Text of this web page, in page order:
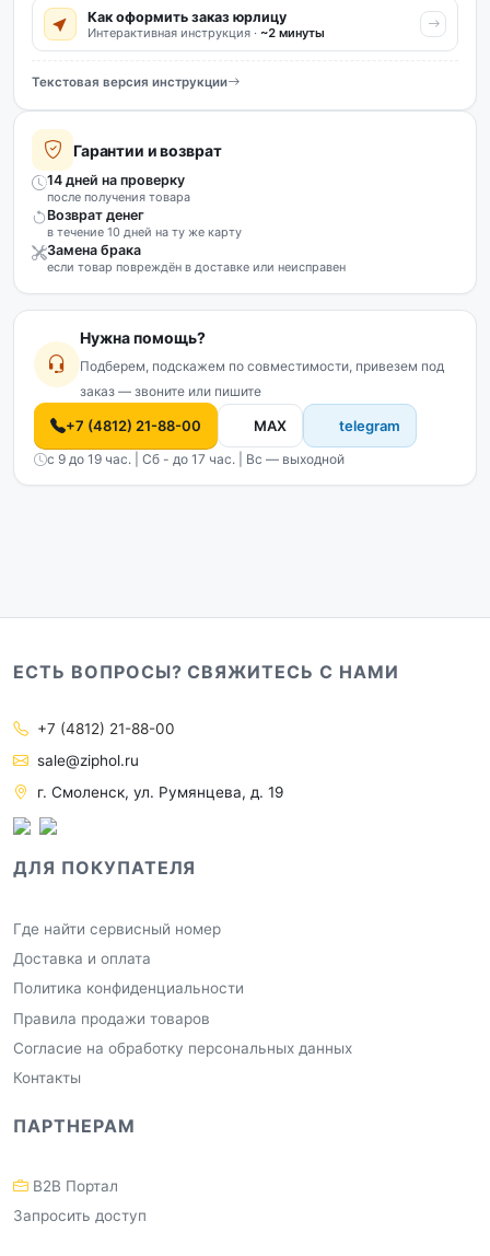
Как оформить заказ юрлицу
Интерактивная инструкция · ~2 минуты
Текстовая версия инструкции
Гарантии и возврат
14 дней на проверку
после получения товара
Возврат денег
в течение 10 дней на ту же карту
Замена брака
если товар повреждён в доставке или неисправен
Нужна помощь?
Подберем, подскажем по совместимости, привезем под
заказ — звоните или пишите
+7 (4812) 21-88-00 MAX telegram
с 9 до 19 час. | Сб - до 17 час. | Вс — выходной
ЕСТЬ ВОПРОСЫ? СВЯЖИТЕСЬ С НАМИ
+7 (4812) 21-88-00
sale@ziphol.ru
г. Смоленск, ул. Румянцева, д. 19
ДЛЯ ПОКУПАТЕЛЯ
Где найти сервисный номер
Доставка и оплата
Политика конфиденциальности
Правила продажи товаров
Согласие на обработку персональных данных
Контакты
ПАРТНЕРАМ
B2B Портал
Запросить доступ